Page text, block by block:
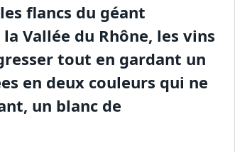
flancs du géant
Vallée du Rhône, les vins
tout en gardant un
en deux couleurs qui ne
un blanc de